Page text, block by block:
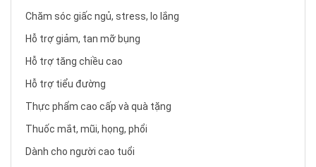
Chăm sóc giấc ngủ, stress, lo lắng
Hỗ trợ giảm, tan mỡ bụng
Hỗ trợ tăng chiều cao
Hỗ trợ tiểu đường
Thực phẩm cao cấp và quà tặng
Thuốc mắt, mũi, họng, phổi
Dành cho người cao tuổi